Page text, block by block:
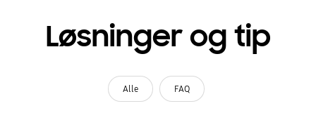
Løsninger og tip
Alle FAQ